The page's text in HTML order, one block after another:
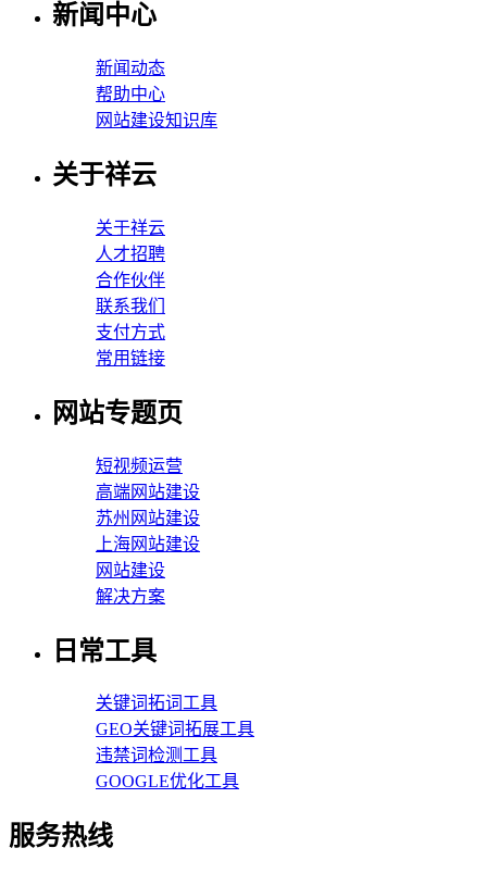
新闻中心
新闻动态
帮助中心
网站建设知识库
关于祥云
关于祥云
人才招聘
合作伙伴
联系我们
支付方式
常用链接
网站专题页
短视频运营
高端网站建设
苏州网站建设
上海网站建设
网站建设
解决方案
日常工具
关键词拓词工具
GEO关键词拓展工具
违禁词检测工具
GOOGLE优化工具
服务热线